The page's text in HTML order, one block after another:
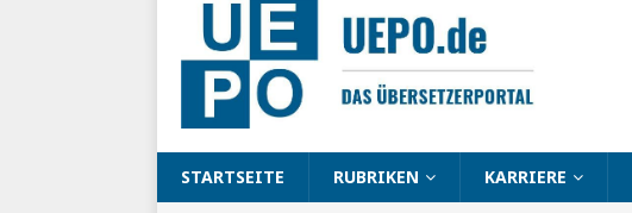
STARTSEITE RUBRIKEN KARRIERE